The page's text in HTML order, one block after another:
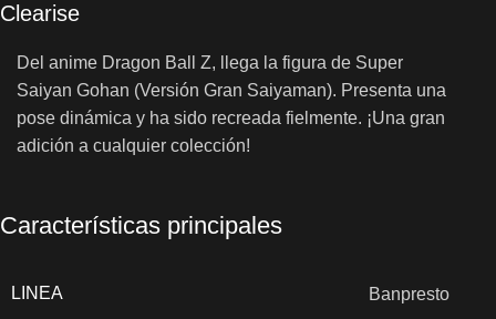
Clearise
Del anime Dragon Ball Z, llega la figura de Super
Saiyan Gohan (Versión Gran Saiyaman). Presenta una
pose dinámica y ha sido recreada fielmente. ¡Una gran
adición a cualquier colección!
Características principales
LINEA Banpresto